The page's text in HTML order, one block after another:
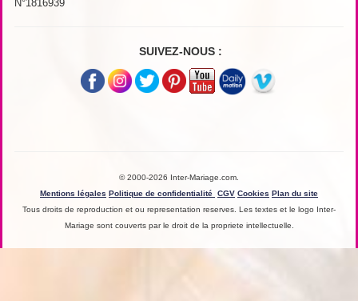
N°1816939
SUIVEZ-NOUS :
© 2000-2026 Inter-Mariage.com.
Mentions légales Politique de confidentialité CGV Cookies Plan du site
Tous droits de reproduction et ou representation reserves. Les textes et le logo Inter-
Mariage sont couverts par le droit de la propriete intellectuelle.